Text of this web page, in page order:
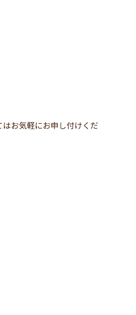
お気軽にお申し付けくだ